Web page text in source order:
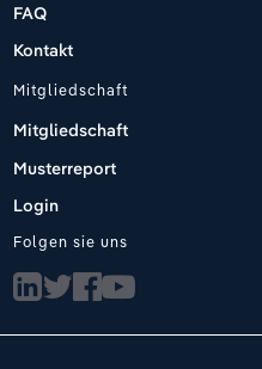
FAQ
Kontakt
Mitgliedschaft
Mitgliedschaft
Musterreport
Login
Folgen sie uns